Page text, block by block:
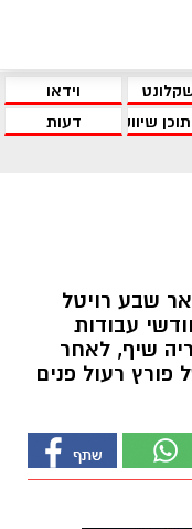
וידאו
שיווקי
דעות
שבע רויטל
גזרה על אריה שיף 9 חודשי עבודות
שיף, לאחר
רעול פנים